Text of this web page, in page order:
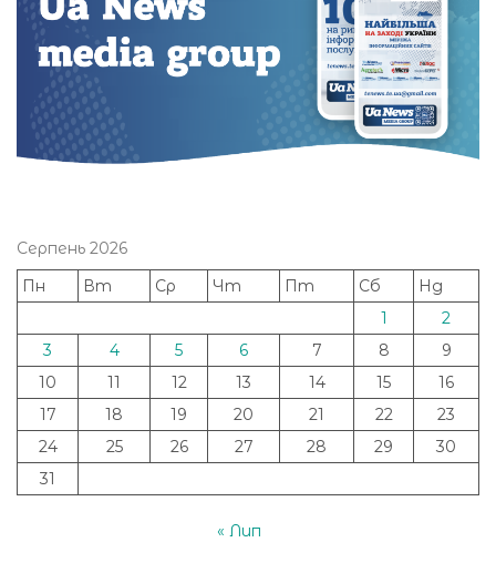
Серпень 2026
Пн
Вт Ср Чт Пт Сб
Нд
1
2
3
4 5 6 7 8
9
10
11 12 13 14 15
16
17
18 19 20 21 22
23
24
25 26 27 28 29
30
31
« Лип